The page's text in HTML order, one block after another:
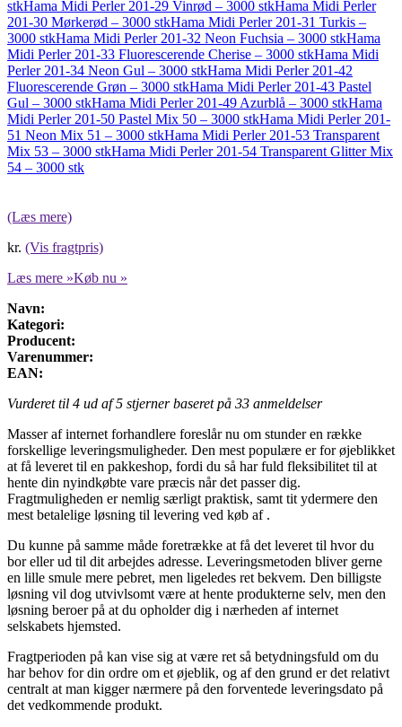
stkHama Midi Perler 201-29 Vinrød – 3000 stkHama Midi Perler
201-30 Mørkerød – 3000 stkHama Midi Perler 201-31 Turkis –
3000 stkHama Midi Perler 201-32 Neon Fuchsia – 3000 stkHama
Midi Perler 201-33 Fluorescerende Cherise – 3000 stkHama Midi
Perler 201-34 Neon Gul – 3000 stkHama Midi Perler 201-42
Fluorescerende Grøn – 3000 stkHama Midi Perler 201-43 Pastel
Gul – 3000 stkHama Midi Perler 201-49 Azurblå – 3000 stkHama
Midi Perler 201-50 Pastel Mix 50 – 3000 stkHama Midi Perler 201-
51 Neon Mix 51 – 3000 stkHama Midi Perler 201-53 Transparent
Mix 53 – 3000 stkHama Midi Perler 201-54 Transparent Glitter Mix
54 – 3000 stk
(Læs mere)
kr. (Vis fragtpris)
Læs mere »Køb nu »
Navn:
Kategori:
Producent:
Varenummer:
EAN:
Vurderet til 4 ud af 5 stjerner baseret på 33 anmeldelser
Masser af internet forhandlere foreslår nu om stunder en række
forskellige leveringsmuligheder. Den mest populære er for øjeblikket
at få leveret til en pakkeshop, fordi du så har fuld fleksibilitet til at
hente din nyindkøbte vare præcis når det passer dig.
Fragtmuligheden er nemlig særligt praktisk, samt tit ydermere den
mest betalelige løsning til levering ved køb af .
Du kunne på samme måde foretrække at få det leveret til hvor du
bor eller ud til dit arbejdes adresse. Leveringsmetoden bliver gerne
en lille smule mere pebret, men ligeledes ret bekvem. Den billigste
løsning vil dog utvivlsomt være at hente produkterne selv, men den
løsning beroer på at du opholder dig i nærheden af internet
selskabets hjemsted.
Fragtperioden på kan vise sig at være ret så betydningsfuld om du
har behov for din ordre om et øjeblik, og af den grund er det relativt
centralt at man kigger nærmere på den forventede leveringsdato på
det vedkommende produkt.